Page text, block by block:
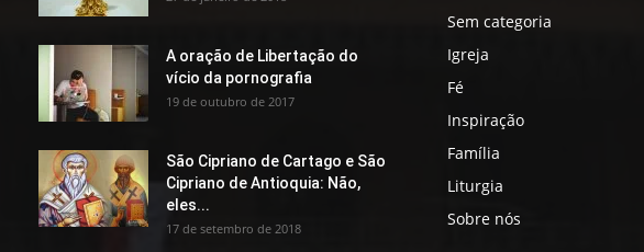
A oração de Libertação do
vício da pornografia
19 de outubro de 2017
São Cipriano de Cartago e São
Cipriano de Antioquia: Não,
eles...
17 de setembro de 2018
Sem categoria
Igreja
Fé
Inspiração
Família
Liturgia
Sobre nós